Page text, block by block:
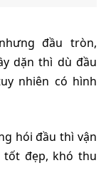
đầu tròn,
dặn thì dù đầu
nhiên có hình
hói đầu thì vận
tốt đẹp, khó thu